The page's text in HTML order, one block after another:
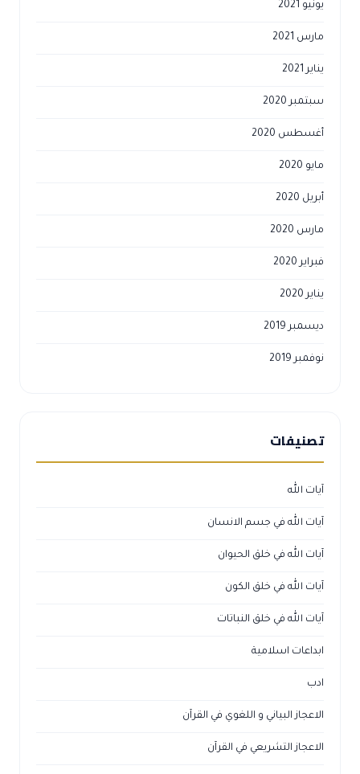
يونيو 2021
مارس 2021
يناير 2021
سبتمبر 2020
أغسطس 2020
مايو 2020
أبريل 2020
مارس 2020
فبراير 2020
يناير 2020
ديسمبر 2019
نوفمبر 2019
تصنيفات
آيات الله
آيات الله في جسم الانسان
آيات الله في خلق الحيوان
آيات الله في خلق الكون
آيات الله في خلق النباتات
ابداعات اسلامية
ادب
الاعجاز البياني و اللغوي في القرآن
الاعجاز التشريعي في القرآن